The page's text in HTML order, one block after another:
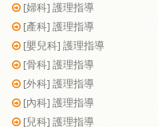
[婦科] 護理指導
[產科] 護理指導
[嬰兒科] 護理指導
[骨科] 護理指導
[外科] 護理指導
[內科] 護理指導
[兒科] 護理指導